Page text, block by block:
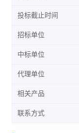
投标截止时间
招标单位
中标单位
代理单位
相关产品
联系方式